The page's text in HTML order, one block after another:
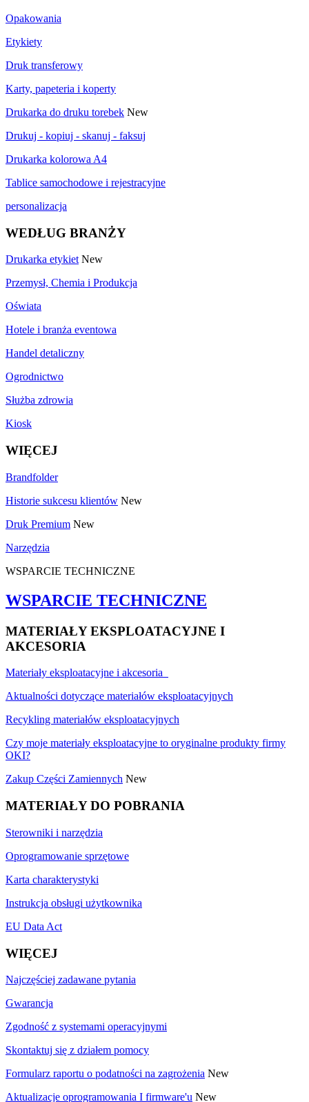
Opakowania
Etykiety
Druk transferowy
Karty, papeteria i koperty
Drukarka do druku torebek New
Drukuj - kopiuj - skanuj - faksuj
Drukarka kolorowa A4
Tablice samochodowe i rejestracyjne
personalizacja
WEDŁUG BRANŻY
Drukarka etykiet New
Przemysł, Chemia i Produkcja
Oświata
Hotele i branża eventowa
Handel detaliczny
Ogrodnictwo
Służba zdrowia
Kiosk
WIĘCEJ
Brandfolder
Historie sukcesu klientów New
Druk Premium New
Narzędzia
WSPARCIE TECHNICZNE
WSPARCIE TECHNICZNE
MATERIAŁY EKSPLOATACYJNE I
AKCESORIA
Materiały eksploatacyjne i akcesoria
Aktualności dotyczące materiałów eksploatacyjnych
Recykling materiałów eksploatacyjnych
Czy moje materiały eksploatacyjne to oryginalne produkty firmy
OKI?
Zakup Części Zamiennych New
MATERIAŁY DO POBRANIA
Sterowniki i narzędzia
Oprogramowanie sprzętowe
Karta charakterystyki
Instrukcja obsługi użytkownika
EU Data Act
WIĘCEJ
Najczęściej zadawane pytania
Gwarancja
Zgodność z systemami operacyjnymi
Skontaktuj się z działem pomocy
Formularz raportu o podatności na zagrożenia New
Aktualizacje oprogramowania I firmware'u New